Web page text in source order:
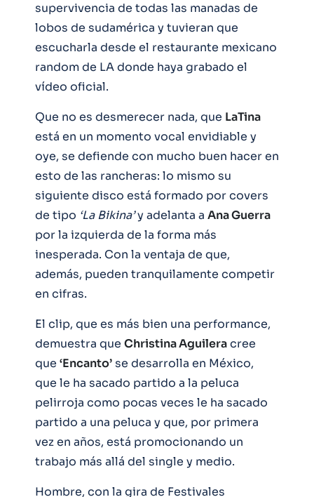
supervivencia de todas las manadas de
lobos de sudamérica y tuvieran que
escucharla desde el restaurante mexicano
random de LA donde haya grabado el
vídeo oficial.
Que no es desmerecer nada, que LaTina
está en un momento vocal envidiable y
oye, se defiende con mucho buen hacer en
esto de las rancheras: lo mismo su
siguiente disco está formado por covers
de tipo ‘La Bikina’y adelanta a Ana Guerra
por la izquierda de la forma más
inesperada. Con la ventaja de que,
además, pueden tranquilamente competir
en cifras.
El clip, que es más bien una performance,
demuestra que Christina Aguileracree
que ‘Encanto’se desarrolla en México,
que le ha sacado partido a la peluca
pelirroja como pocas veces le ha sacado
partido a una peluca y que, por primera
vez en años, está promocionando un
trabajo más allá del single y medio.
Hombre, con la gira de Festivales